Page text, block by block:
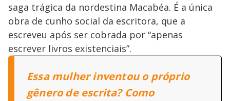
saga trágica da nordestina Macabéa. É a única
obra de cunho social da escritora, que a
escreveu após ser cobrada por “apenas
escrever livros existenciais”.
Essa mulher inventou o próprio
gênero de escrita? Como